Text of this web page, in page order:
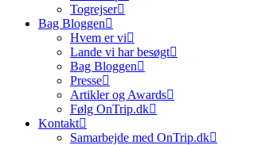
Togrejser
Bag Bloggen
Hvem er vi
Lande vi har besøgt
Bag Bloggen
Presse
Artikler og Awards
Følg OnTrip.dk
Kontakt
Samarbejde med OnTrip.dk